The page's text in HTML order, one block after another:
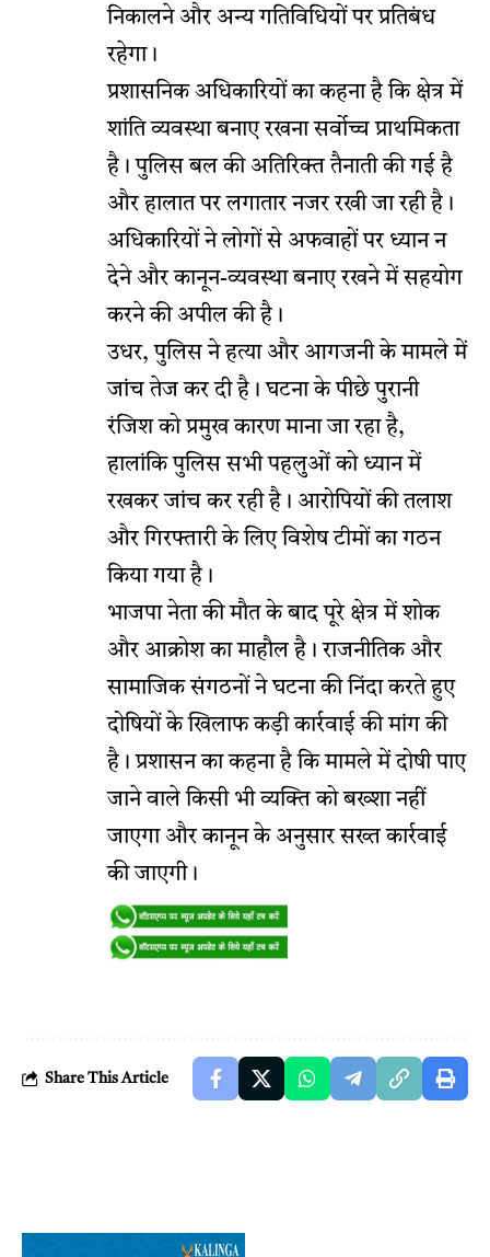
निकालने और अन्य गतिविधियों पर प्रतिबंध
रहेगा।
प्रशासनिक अधिकारियों का कहना है कि क्षेत्र में
शांति व्यवस्था बनाए रखना सर्वोच्च प्राथमिकता
है। पुलिस बल की अतिरिक्त तैनाती की गई है
और हालात पर लगातार नजर रखी जा रही है।
अधिकारियों ने लोगों से अफवाहों पर ध्यान न
देने और कानून-व्यवस्था बनाए रखने में सहयोग
करने की अपील की है।
उधर, पुलिस ने हत्या और आगजनी के मामले में
जांच तेज कर दी है। घटना के पीछे पुरानी
रंजिश को प्रमुख कारण माना जा रहा है,
हालांकि पुलिस सभी पहलुओं को ध्यान में
रखकर जांच कर रही है। आरोपियों की तलाश
और गिरफ्तारी के लिए विशेष टीमों का गठन
किया गया है।
भाजपा नेता की मौत के बाद पूरे क्षेत्र में शोक
और आक्रोश का माहौल है। राजनीतिक और
सामाजिक संगठनों ने घटना की निंदा करते हुए
दोषियों के खिलाफ कड़ी कार्रवाई की मांग की
है। प्रशासन का कहना है कि मामले में दोषी पाए
जाने वाले किसी भी व्यक्ति को बख्शा नहीं
जाएगा और कानून के अनुसार सख्त कार्रवाई
की जाएगी।
Share This Article